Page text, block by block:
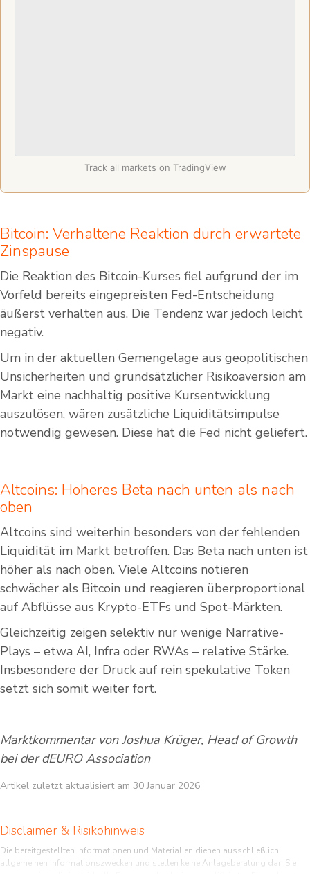
Track all markets on TradingView
Bitcoin: Verhaltene Reaktion durch erwartete
Zinspause
Die Reaktion des Bitcoin-Kurses fiel aufgrund der im
Vorfeld bereits eingepreisten Fed-Entscheidung
äußerst verhalten aus. Die Tendenz war jedoch leicht
negativ.
Um in der aktuellen Gemengelage aus geopolitischen
Unsicherheiten und grundsätzlicher Risikoaversion am
Markt eine nachhaltig positive Kursentwicklung
auszulösen, wären zusätzliche Liquiditätsimpulse
notwendig gewesen. Diese hat die Fed nicht geliefert.
Altcoins: Höheres Beta nach unten als nach
oben
Altcoins sind weiterhin besonders von der fehlenden
Liquidität im Markt betroffen. Das Beta nach unten ist
höher als nach oben. Viele Altcoins notieren
schwächer als Bitcoin und reagieren überproportional
auf Abflüsse aus Krypto-ETFs und Spot-Märkten.
Gleichzeitig zeigen selektiv nur wenige Narrative-
Plays – etwa AI, Infra oder RWAs – relative Stärke.
Insbesondere der Druck auf rein spekulative Token
setzt sich somit weiter fort.
Marktkommentar von Joshua Krüger, Head of Growth
bei der dEURO Association
Artikel zuletzt aktualisiert am 30 Januar 2026
Disclaimer & Risikohinweis
Die bereitgestellten Informationen und Materialien dienen ausschließlich
allgemeinen Informationszwecken und stellen keine Anlageberatung dar. Sie